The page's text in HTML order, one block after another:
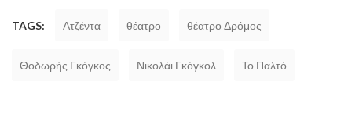
TAGS: Ατζέντα θέατρο θέατρο Δρόμος
Θοδωρής Γκόγκος Νικολάι Γκόγκολ Το Παλτό